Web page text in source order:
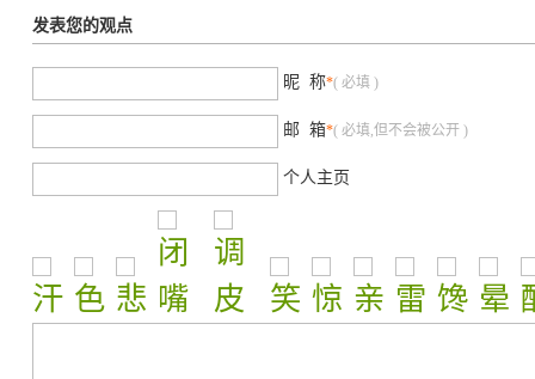
发表您的观点
昵 称*( 必填 )
邮 箱*( 必填,但不会被公开 )
个人主页